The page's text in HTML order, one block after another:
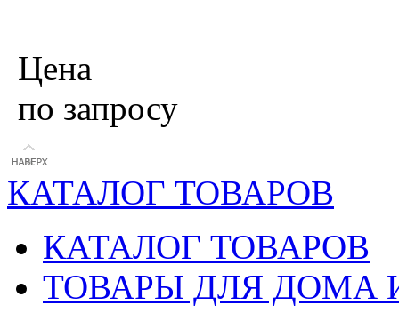
Цена
по запросу
КАТАЛОГ ТОВАРОВ
КАТАЛОГ ТОВАРОВ
ТОВАРЫ ДЛЯ ДОМА